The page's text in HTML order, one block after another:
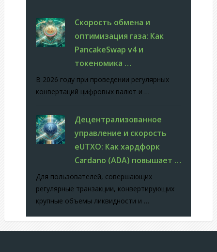
Скорость обмена и
оптимизация газа: Как
PancakeSwap v4 и
токеномика …
В 2026 году при проведении регулярных
конвертаций цифровых валют и …
Децентрализованное
управление и скорость
eUTXO: Как хардфорк
Cardano (ADA) повышает …
Для пользователей, совершающих
регулярные транзакции, конвертирующих
крупные объемы ликвидности и …